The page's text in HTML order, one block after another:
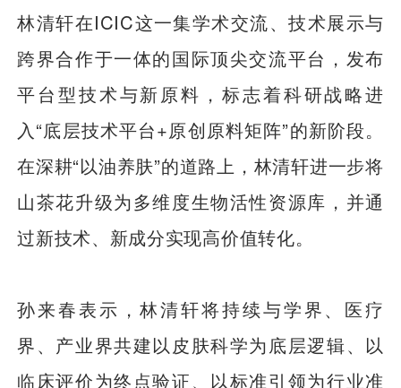
林清轩在ICIC这一集学术交流、技术展示与
跨界合作于一体的国际顶尖交流平台，发布
平台型技术与新原料，标志着科研战略进
入“底层技术平台+原创原料矩阵”的新阶段。
在深耕“以油养肤”的道路上，林清轩进一步将
山茶花升级为多维度生物活性资源库，并通
过新技术、新成分实现高价值转化。
孙来春表示，林清轩将持续与学界、医疗
界、产业界共建以皮肤科学为底层逻辑、以
临床评价为终点验证、以标准引领为行业准